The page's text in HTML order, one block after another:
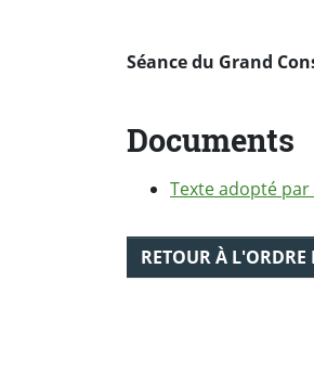
Séance du Grand
Documents
Texte adopté par
RETOUR À L'ORDRE